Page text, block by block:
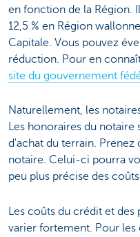
en fonction de la Région.
12,5 % en Région
Capitale. Vous pouvez
réduction. Pour en
site du gouvernement
Naturellement, les
Les honoraires du notaire
d'achat du terrain. Prenez
notaire. Celui-ci pourra
peu plus précise des
Les coûts du crédit et
varier fortement. Pour